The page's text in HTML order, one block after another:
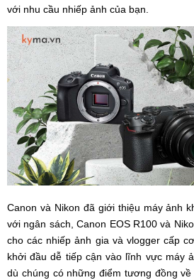
với nhu cầu nhiếp ảnh của bạn.
Canon và Nikon đã giới thiệu máy ảnh
với ngân sách, Canon EOS R100 và
cho các nhiếp ảnh gia và vlogger cấp
khởi đầu dễ tiếp cận vào lĩnh vực máy
dù chúng có những điểm tương đồng